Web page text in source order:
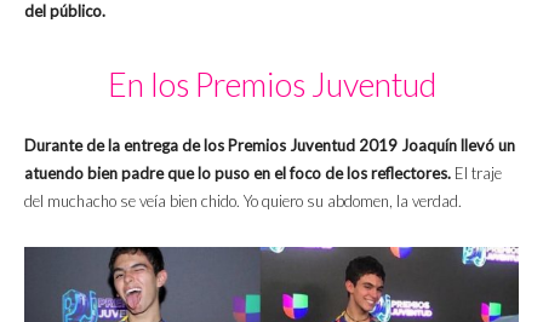
del público.
En los Premios Juventud
Durante de la entrega de los Premios Juventud 2019 Joaquín llevó un
atuendo bien padre que lo puso en el foco de los reflectores. El traje
del muchacho se veía bien chido. Yo quiero su abdomen, la verdad.